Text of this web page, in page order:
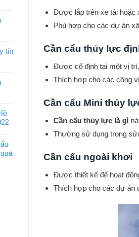
tín
Được lắp trên xe tải hoặc
Phù hợp cho các dự án
Cần cẩu thủy lực
Được cố định tại một vị
Thích hợp cho các công
Cần cẩu Mini thủy
Cần cẩu thủy lực là gì
Thường sử dụng trong
Cần cẩu ngoài khơi
Được thiết kế để hoạt
Thích hợp cho các dự án